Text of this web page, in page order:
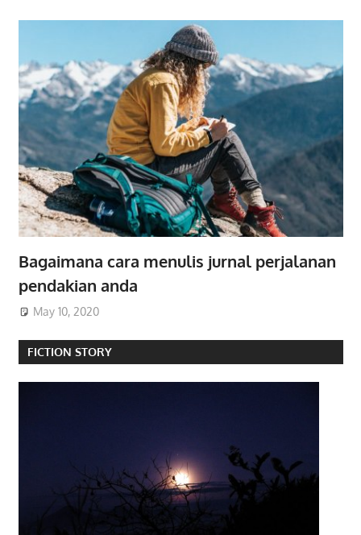
Bagaimana cara menulis jurnal perjalanan
pendakian anda
May 10, 2020
FICTION STORY